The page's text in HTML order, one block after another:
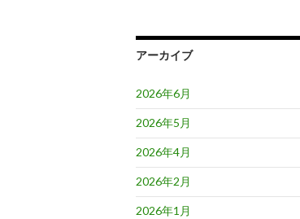
アーカイブ
2026年6月
2026年5月
2026年4月
2026年2月
2026年1月